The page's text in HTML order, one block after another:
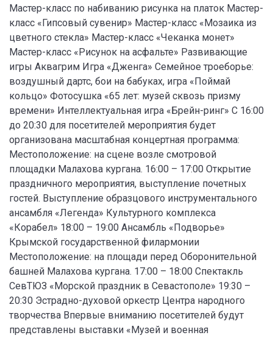
Мастер-класс по набиванию рисунка на платок Мастер-
класс «Гипсовый сувенир» Мастер-класс «Мозаика из
цветного стекла» Мастер-класс «Чеканка монет»
Мастер-класс «Рисунок на асфальте» Развивающие
игры Аквагрим Игра «Дженга» Семейное троеборье:
воздушный дартс, бои на бабуках, игра «Поймай
кольцо» Фотосушка «65 лет: музей сквозь призму
времени» Интеллектуальная игра «Брейн-ринг» С 16:00
до 20:30 для посетителей мероприятия будет
организована масштабная концертная программа:
Местоположение: на сцене возле смотровой
площадки Малахова кургана. 16:00 – 17:00 Открытие
праздничного мероприятия, выступление почетных
гостей. Выступление образцового инструментального
ансамбля «Легенда» Культурного комплекса
«Корабел» 18:00 – 19:00 Ансамбль «Подворье»
Крымской государственной филармонии
Местоположение: на площади перед Оборонительной
башней Малахова кургана. 17:00 – 18:00 Спектакль
СевТЮЗ «Морской праздник в Севастополе» 19:30 –
20:30 Эстрадно-духовой оркестр Центра народного
творчества Впервые вниманию посетителей будут
представлены выставки «Музей и военная